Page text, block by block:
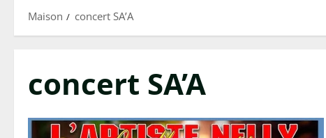
Maison concert SA’A
concert SA’A